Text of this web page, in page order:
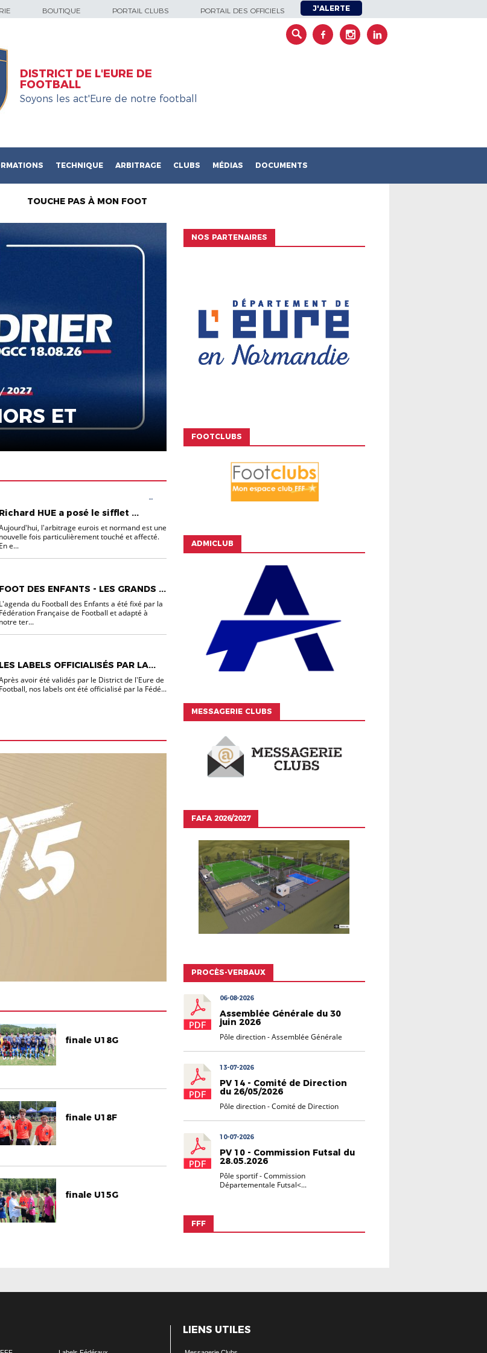
BOUTIQUE PORTAIL CLUBS PORTAIL DES OFFICIELS J'ALERTE
DISTRICT DE L'EURE DE
FOOTBALL
Soyons les act'Eure de notre football
TECHNIQUE ARBITRAGE CLUBS MÉDIAS DOCUMENTS
TOUCHE PAS À MON FOOT
ET
Richard HUE a posé le sifflet ...
l'arbitrage eurois et normand est une
nouvelle fois particulièrement touché et affecté.
En e...
FOOT DES ENFANTS - LES GRANDS ...
L'agenda du Football des Enfants a été fixé par la
Fédération Française de Football et adapté à
notre ter...
LES LABELS OFFICIALISÉS PAR LA...
avoir été validés par le District de l'Eure de
Football, nos labels ont été officialisé par la Fédé...
finale U18G
finale U18F
finale U15G
NOS PARTENAIRES
FOOTCLUBS
ADMICLUB
MESSAGERIE CLUBS
FAFA 2026/2027
PROCÈS-VERBAUX
06-08-2026
Assemblée Générale du 30
juin 2026
Pôle direction-Assemblée Générale
13-07-2026
PV 14 - Comité de Direction
du 26/05/2026
Pôle direction-Comité de Direction
10-07-2026
PV 10 - Commission Futsal du
28.05.2026
Pôle sportif-Commission
Départementale Futsal<...
FFF
LIENS UTILES